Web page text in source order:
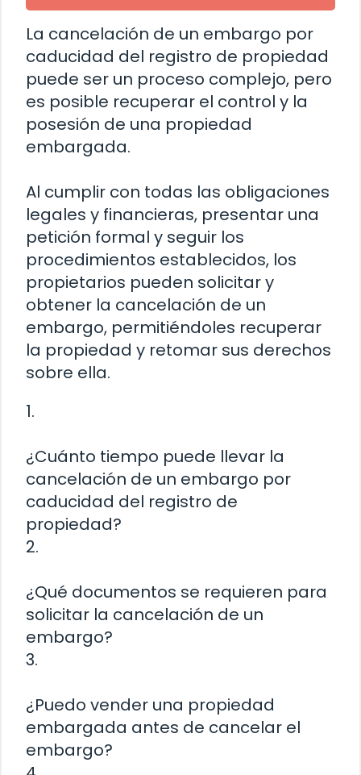
La cancelación de un embargo por
caducidad del registro de propiedad
puede ser un proceso complejo, pero
es posible recuperar el control y la
posesión de una propiedad
embargada.
Al cumplir con todas las obligaciones
legales y financieras, presentar una
petición formal y seguir los
procedimientos establecidos, los
propietarios pueden solicitar y
obtener la cancelación de un
embargo, permitiéndoles recuperar
la propiedad y retomar sus derechos
sobre ella.
1.
¿Cuánto tiempo puede llevar la
cancelación de un embargo por
caducidad del registro de
propiedad?
2.
¿Qué documentos se requieren para
solicitar la cancelación de un
embargo?
3.
¿Puedo vender una propiedad
embargada antes de cancelar el
embargo?